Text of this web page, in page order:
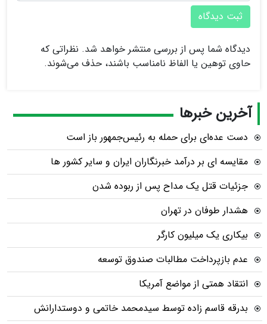
ثبت دیدگاه
دیدگاه شما پس از بررسی منتشر خواهد شد. نظراتی که
حاوی توهین یا الفاظ نامناسب باشند، حذف می‌شوند.
آخرین خبرها
دست عده‌ای برای حمله به رئیس‌جمهور باز است
مقایسه ای بر درآمد خبرنگاران ایران و سایر کشور ها
جزئیات قتل یک مداح پس از ربوده شدن
هشدار طوفان در تهران
بیکاری یک میلیون کارگر
عدم بازپرداخت مطالبات صندوق توسعه
انتقاد همتی از مواضع آمریکا
بدرقه قاسم زاده توسط سیدمحمد خاتمی و دوستدارانش